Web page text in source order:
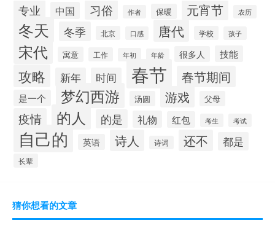
专业 中国 习俗 作者 保暖 元宵节 农历
冬天 冬季 北京 口感 唐代 学校 孩子
宋代 寓意 工作 年初 年龄 很多人 技能
攻略 新年 时间 春节 春节期间
是一个 梦幻西游 汤圆 游戏 父母
疫情 的人 的是 礼物 红包 考生 考试
自己的 英语 诗人 诗词 还不 都是
长辈
猜你想看的文章